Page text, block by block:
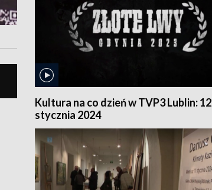
Kultura na co dzień w TVP3 Lublin: 12
stycznia 2024